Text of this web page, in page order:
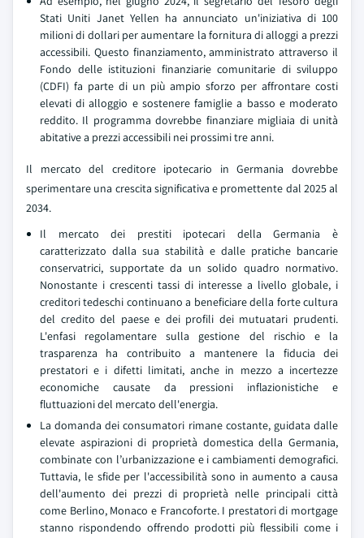
Stati Uniti Janet Yellen ha annunciato un'iniziativa di 100
milioni di dollari per aumentare la fornitura di alloggi a prezzi
accessibili. Questo finanziamento, amministrato attraverso il
Fondo delle istituzioni finanziarie comunitarie di sviluppo
(CDFI) fa parte di un più ampio sforzo per affrontare costi
elevati di alloggio e sostenere famiglie a basso e moderato
reddito. Il programma dovrebbe finanziare migliaia di unità
abitative a prezzi accessibili nei prossimi tre anni.
Il mercato del creditore ipotecario in Germania dovrebbe
sperimentare una crescita significativa e promettente dal 2025 al
2034.
Il mercato dei prestiti ipotecari della Germania è
caratterizzato dalla sua stabilità e dalle pratiche bancarie
conservatrici, supportate da un solido quadro normativo.
Nonostante i crescenti tassi di interesse a livello globale, i
creditori tedeschi continuano a beneficiare della forte cultura
del credito del paese e dei profili dei mutuatari prudenti.
L'enfasi regolamentare sulla gestione del rischio e la
trasparenza ha contribuito a mantenere la fiducia dei
prestatori e i difetti limitati, anche in mezzo a incertezze
economiche causate da pressioni inflazionistiche e
fluttuazioni del mercato dell'energia.
La domanda dei consumatori rimane costante, guidata dalle
elevate aspirazioni di proprietà domestica della Germania,
combinate con l’urbanizzazione e i cambiamenti demografici.
Tuttavia, le sfide per l'accessibilità sono in aumento a causa
dell'aumento dei prezzi di proprietà nelle principali città
come Berlino, Monaco e Francoforte. I prestatori di mortgage
stanno rispondendo offrendo prodotti più flessibili come i